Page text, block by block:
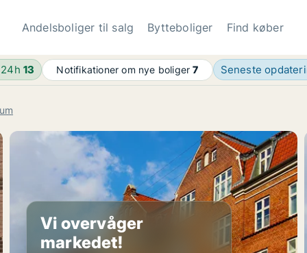
Andelsboliger til salg Bytteboliger Find køber
24h13 Notifikationer om nye boliger7 Seneste
Vi overvåger
markedet!